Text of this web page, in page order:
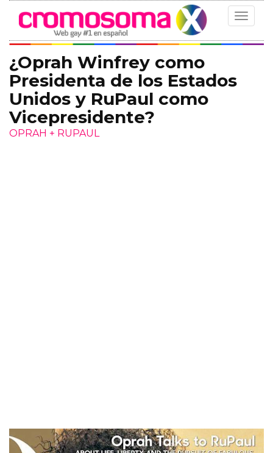
Toggle
¿Oprah Winfrey como
Presidenta de los Estados
Unidos y RuPaul como
Vicepresidente?
OPRAH + RUPAUL